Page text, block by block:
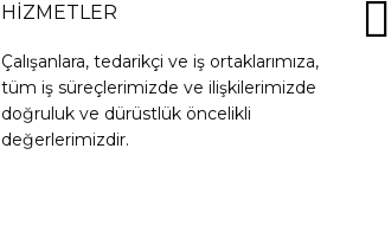
HİZMETLER
Çalışanlara, tedarikçi ve iş ortaklarımıza,
tüm iş süreçlerimizde ve ilişkilerimizde
doğruluk ve dürüstlük öncelikli
değerlerimizdir.